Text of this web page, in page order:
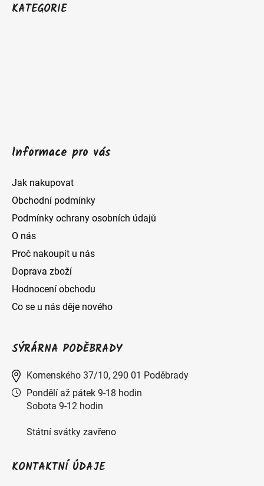
KATEGORIE
Informace pro vás
Jak nakupovat
Obchodní podmínky
Podmínky ochrany osobních údajů
O nás
Proč nakoupit u nás
Doprava zboží
Hodnocení obchodu
Co se u nás děje nového
SÝRÁRNA PODĚBRADY
Komenského 37/10, 290 01 Poděbrady
Pondělí až pátek 9-18 hodin
Sobota 9-12 hodin
Státní svátky zavřeno
KONTAKTNÍ ÚDAJE